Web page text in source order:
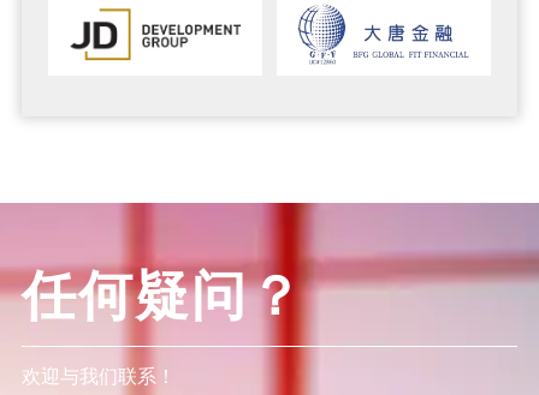
任何疑问？
欢迎与我们联系！